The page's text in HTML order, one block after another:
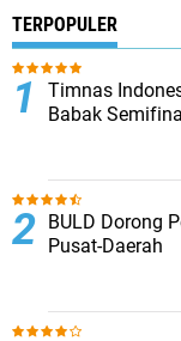
TERPOPULER
Timnas
Babak
BULD Dorong
Pusat-Daerah